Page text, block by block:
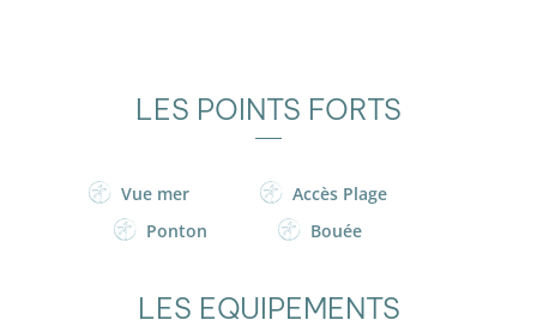
LES POINTS FORTS
Vue mer
Accès Plage
Ponton
Bouée
LES EQUIPEMENTS